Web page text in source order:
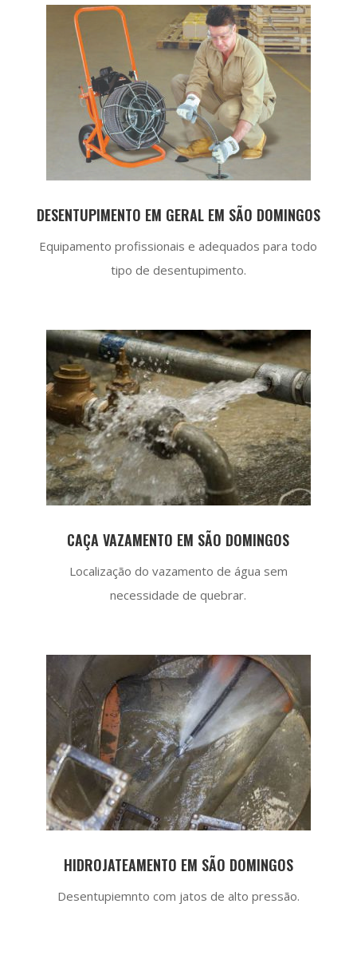
DESENTUPIMENTO EM GERAL EM SÃO DOMINGOS
Equipamento profissionais e adequados para todo
tipo de desentupimento.
CAÇA VAZAMENTO EM SÃO DOMINGOS
Localização do vazamento de água sem
necessidade de quebrar.
HIDROJATEAMENTO EM SÃO DOMINGOS
Desentupiemnto com jatos de alto pressão.